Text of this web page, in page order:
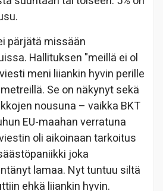
pärjätä missään
Hallituksen "meillä ei ol
meni liiankin hyvin perille
Se on näkynyt sekä
nousuna – vaikka BKT
EU-maahan verratuna
oli aikoinaan tarkoitus
joka
lamaa. Nyt tuntuu siltä
ehkä liiankin hyvin.